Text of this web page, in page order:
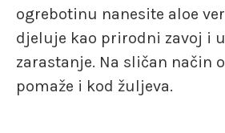
ogrebotinu nanesite aloe
djeluje kao prirodni zavoj i
zarastanje. Na sličan način
pomaže i kod žuljeva.